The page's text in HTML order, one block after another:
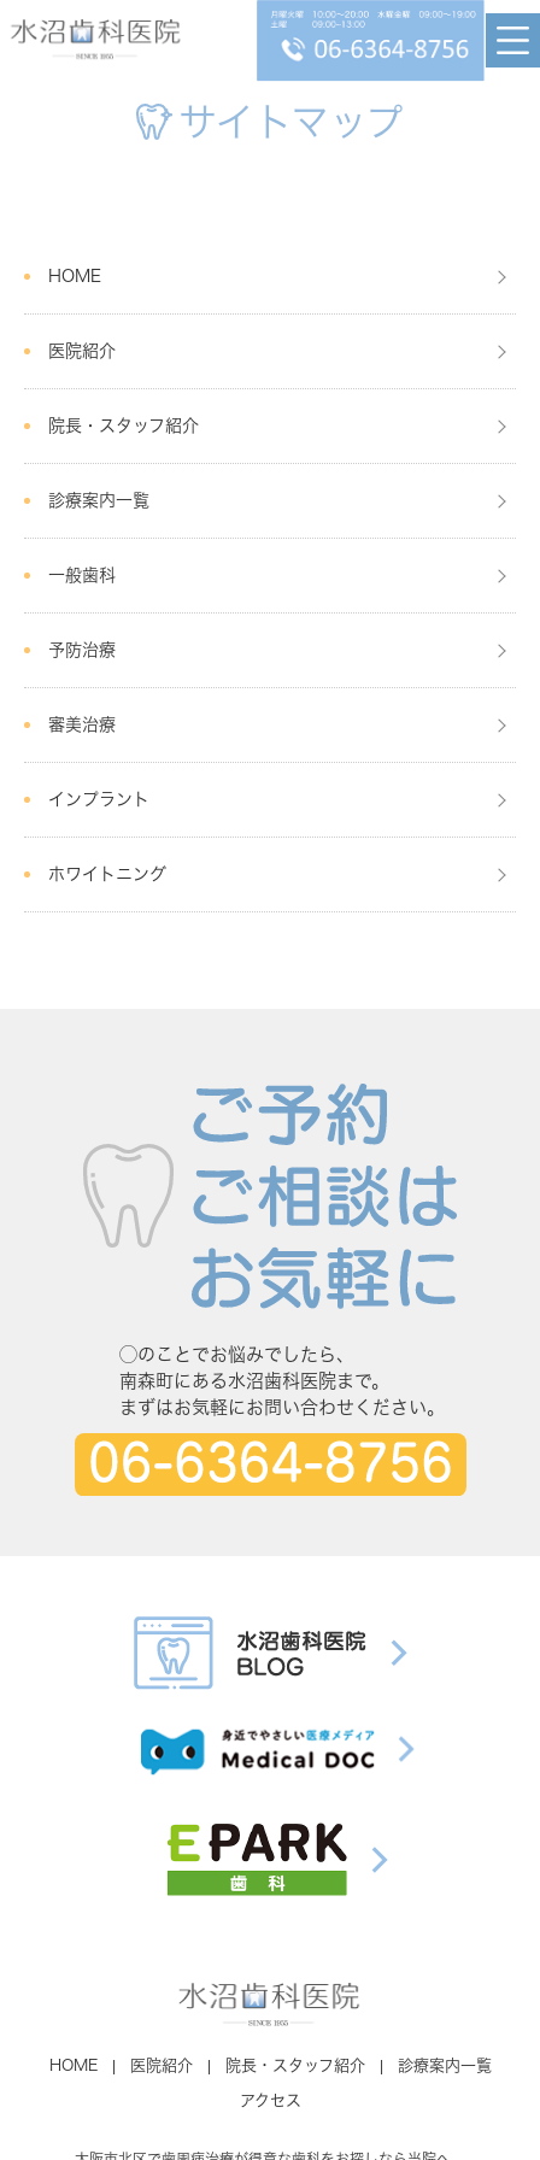
サイトマップ
HOME
医院紹介
院長・スタッフ紹介
診療案内一覧
一般歯科
予防治療
審美治療
インプラント
ホワイトニング
◯のことでお悩みでしたら、
南森町にある水沼歯科医院まで。
まずはお気軽にお問い合わせください。
HOME 医院紹介 院長・スタッフ紹介 診療案内一覧
アクセス